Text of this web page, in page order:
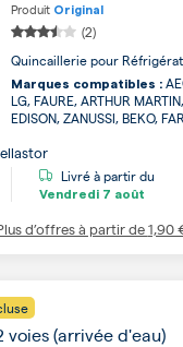
Produit Original
(2)
Quincaillerie pour
Marques compatibles :
LG, FAURE, ARTHUR
EDISON, ZANUSSI, BEKO,
Livré à partir du
Vendredi 7 août
d’offres à partir de1,90
(arrivée d'eau)